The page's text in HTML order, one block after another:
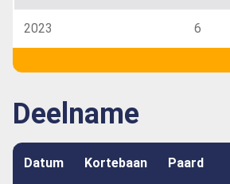
2023 6
Deelname
Datum Kortebaan Paard